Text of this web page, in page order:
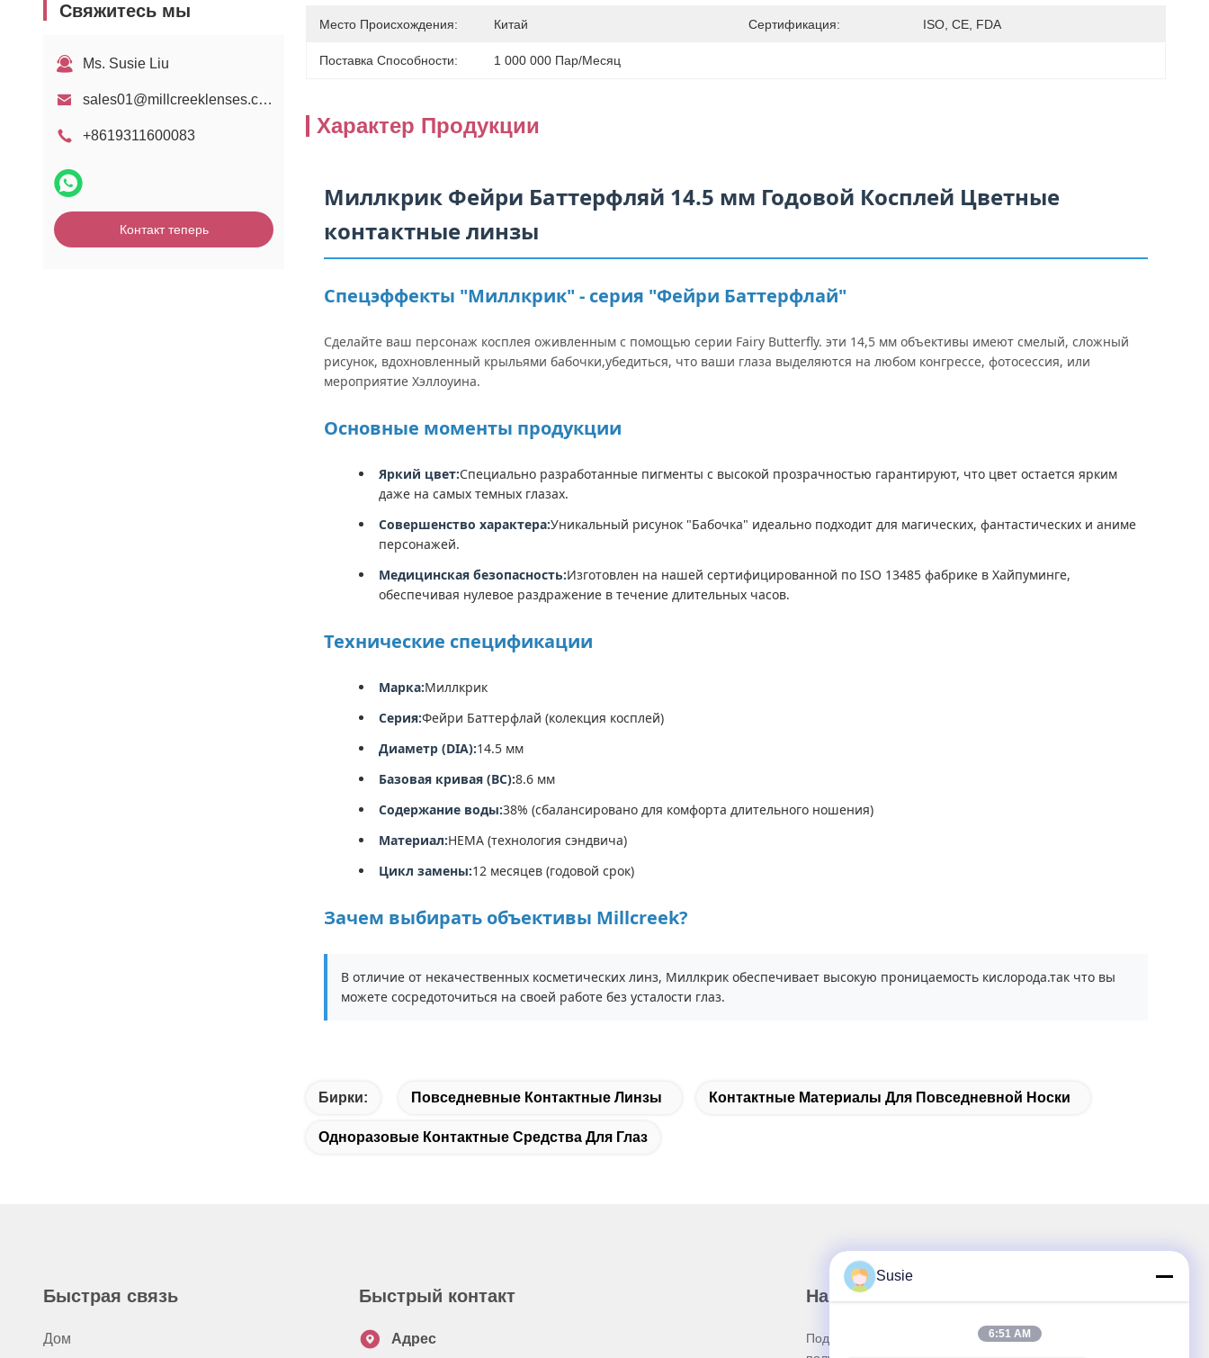
Свяжитесь мы
Ms. Susie Liu
sales01@millcreeklenses.com
+8619311600083
Контакт теперь
Место Происхождения: Китай Сертификация: ISO, CE, FDA
Поставка Способности: 1 000 000 Пар/месяц
Характер Продукции
Миллкрик Фейри Баттерфляй 14.5 мм Годовой Косплей Цветные
контактные линзы
Спецэффекты "Миллкрик" - серия "Фейри Баттерфлай"
Сделайте ваш персонаж косплея оживленным с помощью серии Fairy Butterfly. эти 14,5 мм объективы имеют смелый, сложный
рисунок, вдохновленный крыльями бабочки,убедиться, что ваши глаза выделяются на любом конгрессе, фотосессия, или
мероприятие Хэллоуина.
Основные моменты продукции
Яркий цвет:Специально разработанные пигменты с высокой прозрачностью гарантируют, что цвет остается ярким
даже на самых темных глазах.
Совершенство характера:Уникальный рисунок "Бабочка" идеально подходит для магических, фантастических и аниме
персонажей.
Медицинская безопасность:Изготовлен на нашей сертифицированной по ISO 13485 фабрике в Хайпуминге,
обеспечивая нулевое раздражение в течение длительных часов.
Технические спецификации
Марка:Миллкрик
Серия:Фейри Баттерфлай (колекция косплей)
Диаметр (DIA):14.5 мм
Базовая кривая (BC):8.6 мм
Содержание воды:38% (сбалансировано для комфорта длительного ношения)
Материал:HEMA (технология сэндвича)
Цикл замены:12 месяцев (годовой срок)
Зачем выбирать объективы Millcreek?
В отличие от некачественных косметических линз, Миллкрик обеспечивает высокую проницаемость кислорода.так что вы
можете сосредоточиться на своей работе без усталости глаз.
Бирки: Повседневные Контактные Линзы Контактные Материалы Для Повседневной Носки
Одноразовые Контактные Средства Для Глаз
Быстрая связь
Дом
Быстрый контакт
Адрес
Наш бюллетень
Подпишитесь на нашу информационную рассылку для
Susie
6:51 AM